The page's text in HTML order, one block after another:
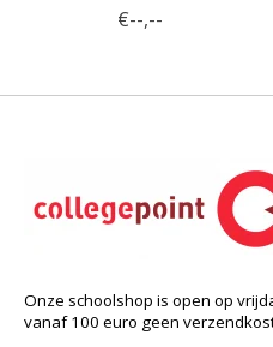
€--,--
Onze schoolshop is open op
vanaf 100 euro geen